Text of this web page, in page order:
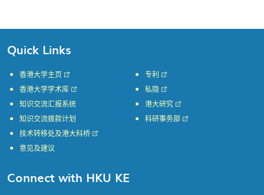
Quick Links
香港大学主页
香港大学学术库
知识交流汇报系统
知识交流拨款计划
专利
私隐
港大研究
科研事务部
技术转移处及港大科桥
意见及建议
Connect with HKU KE